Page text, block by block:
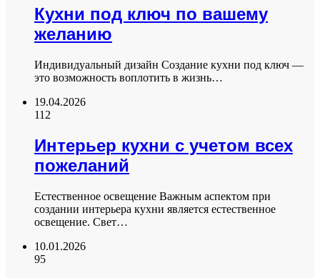
Кухни под ключ по вашему
желанию
Индивидуальный дизайн Создание кухни под ключ —
это возможность воплотить в жизнь…
19.04.2026
112
Интерьер кухни с учетом всех
пожеланий
Естественное освещение Важным аспектом при
создании интерьера кухни является естественное
освещение. Свет…
10.01.2026
95